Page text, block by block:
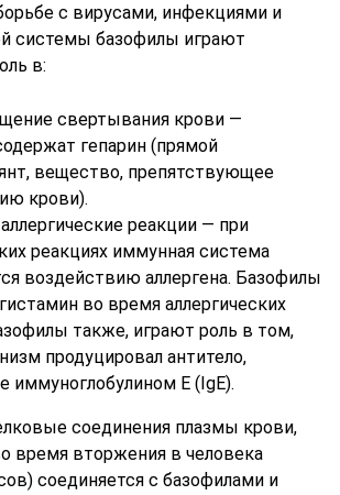
с вирусами, инфекциями и
системы базофилы играют
в:
свертывания крови —
гепарин (прямой
вещество, препятствующее
крови).
реакции — при
реакциях иммунная система
воздействию аллергена. Базофилы
во время аллергических
также, играют роль в том,
продуцировал антитело,
иммуноглобулином E (IgE).
соединения плазмы крови,
время вторжения в человека
соединяется с базофилами и